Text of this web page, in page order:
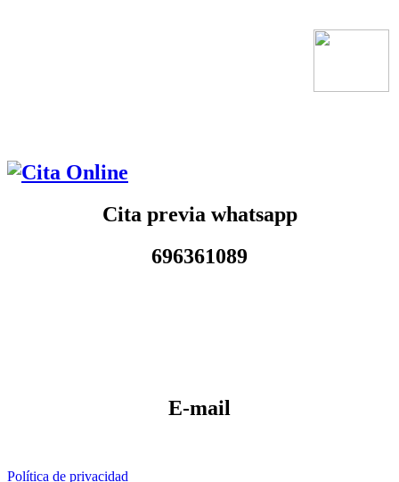
Cita previa whatsapp
696361089
E-mail
Política de privacidad